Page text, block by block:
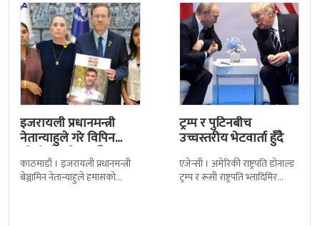
इजरायली प्रधानमन्त्री
नेतान्याहुले गरे विपिन
जोशीको परिवारसँग
भेटघाट
काठमाडौं । इजरायली प्रधानमन्त्री
बेञ्जामिन नेतान्याहुले हमासको
ट्रम्प र पुटिनबीच
उच्चस्तरीय भेटवार्ता हुँदै
एजेन्सी । अमेरिकी राष्ट्रपति डोनाल्ड
ट्रम्प र रूसी राष्ट्रपति भ्लादिमिर